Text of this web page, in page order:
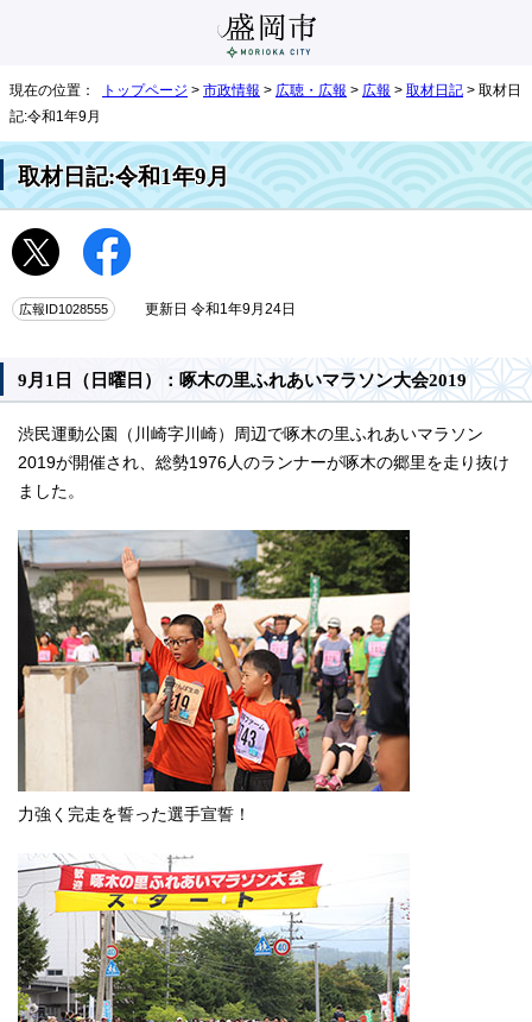
現在の位置： トップページ > 市政情報 > 広聴・広報 > 広報 > 取材日記 > 取材日
記:令和1年9月
取材日記:令和1年9月
広報ID1028555 更新日 令和1年9月24日
9月1日（日曜日）：啄木の里ふれあいマラソン大会2019
渋民運動公園（川崎字川崎）周辺で啄木の里ふれあいマラソン
2019が開催され、総勢1976人のランナーが啄木の郷里を走り抜け
ました。
力強く完走を誓った選手宣誓！